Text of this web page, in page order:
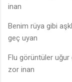
inan
Benim rüya gibi
geç uyan
Flu görüntüler uğur
zor inan